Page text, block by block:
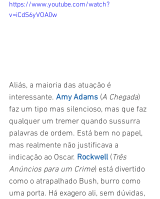
https://www.youtube.com/watch?
v=iCdS6yVOA0w
Aliás, a maioria das atuação é
interessante. Amy Adams (A Chegada)
faz um tipo mas silencioso, mas que faz
qualquer um tremer quando sussurra
palavras de ordem. Está bem no papel,
mas realmente não justificava a
indicação ao Oscar. Rockwell (Três
Anúncios para um Crime) está divertido
como o atrapalhado Bush, burro como
uma porta. Há exagero ali, sem dúvidas,